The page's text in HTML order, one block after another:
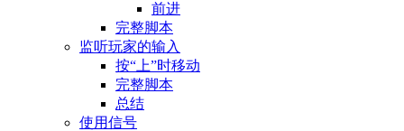
前进
完整脚本
监听玩家的输入
按“上”时移动
完整脚本
总结
使用信号